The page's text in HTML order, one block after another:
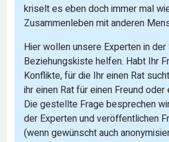
kriselt es eben doch immer mal
Zusammenleben mit anderen
Hier wollen unsere Experten in der
Beziehungskiste helfen. Habt Ihr
Konflikte, für die Ihr einen Rat
ihr einen Rat für einen Freund
Die gestellte Frage besprechen
der Experten und veröffentlichen
(wenn gewünscht auch